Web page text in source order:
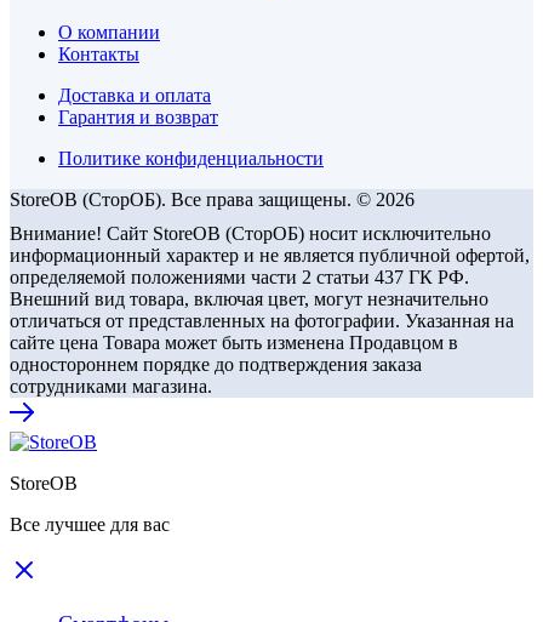
О компании
Контакты
Доставка и оплата
Гарантия и возврат
Политике конфиденциальности
StoreOB (CторОБ). Все права защищены. © 2026
Внимание! Сайт StoreOB (СторОБ) носит исключительно
информационный характер и не является публичной офертой,
определяемой положениями части 2 статьи 437 ГК РФ.
Внешний вид товара, включая цвет, могут незначительно
отличаться от представленных на фотографии. Указанная на
сайте цена Товара может быть изменена Продавцом в
одностороннем порядке до подтверждения заказа
сотрудниками магазина.
StoreOB
Все лучшее для вас